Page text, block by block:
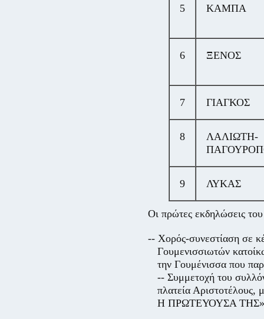
5 ΚΑΜΠΑ
6 ΞΕΝΟΣ
7 ΓΙΑΓΚΟΣ
8
ΛΑΛΙΩΤΗ-
9 ΛΥΚΑΣ
Οι πρώτες εκδηλώσεις
-- Χορός-συνεστίαση σε
Γουμενισσιωτών
την Γουμένισσα που
-- Συμμετοχή του
πλατεία
Η ΠΡΩΤΕΥΟΥΣΑ